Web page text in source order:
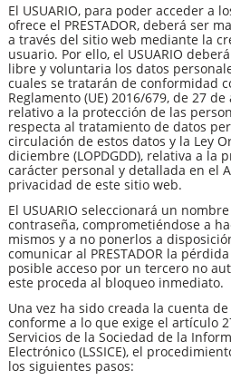
El USUARIO, para poder acceder a
ofrece el PRESTADOR, deberá ser
a través del sitio web mediante la
usuario. Por ello, el USUARIO
libre y voluntaria los datos
cuales se tratarán de conformidad
Reglamento (UE) 2016/679, de 27 de
relativo a la protección de las
respecta al tratamiento de datos
circulación de estos datos y la Ley
diciembre (LOPDGDD), relativa a la
carácter personal y detallada en el
privacidad de este sitio web.
El USUARIO seleccionará un
contraseña, comprometiéndose a
mismos y a no ponerlos a
comunicar al PRESTADOR la
posible acceso por un tercero no
este proceda al bloqueo inmediato.
Una vez ha sido creada la cuenta
conforme a lo que exige el artículo
Servicios de la Sociedad de la
Electrónico (LSSICE), el
los siguientes pasos: